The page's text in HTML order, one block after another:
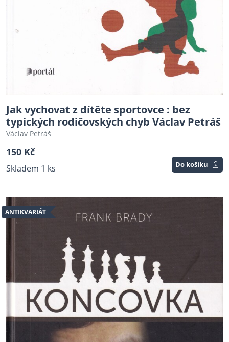
Jak vychovat z dítěte sportovce : bez
typických rodičovských chyb Václav Petráš
Václav Petráš
150 Kč
Skladem 1 ks Do košíku
ANTIKVARIÁT